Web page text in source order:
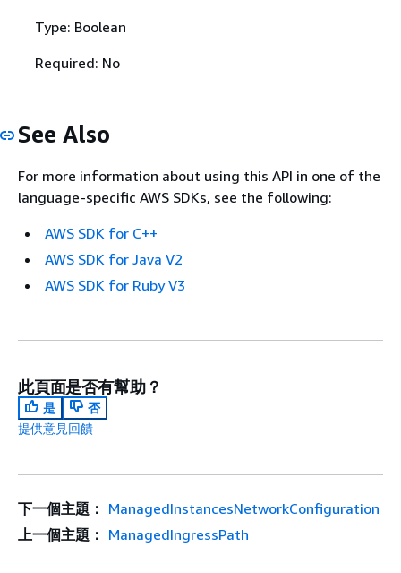
Type: Boolean
Required: No
See Also
For more information about using this API in one of the
language-specific AWS SDKs, see the following:
AWS SDK for C++
AWS SDK for Java V2
AWS SDK for Ruby V3
此頁面是否有幫助？
是
否
提供意見回饋
下一個主題： ManagedInstancesNetworkConfiguration
上一個主題： ManagedIngressPath